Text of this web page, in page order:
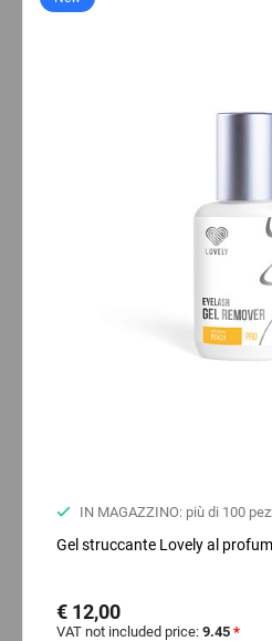
IN MAGAZZINO: più di 100
Gel struccante Lovely al
€ 12,00
VAT not included price: 9.45 *